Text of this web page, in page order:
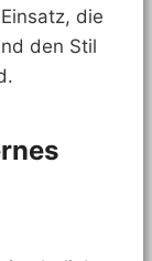
die
den Stil